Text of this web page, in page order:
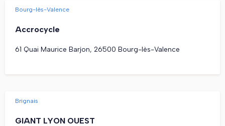
Bourg-lès-Valence
Accrocycle
61 Quai Maurice Barjon, 26500 Bourg-lès-Valence
Brignais
GIANT LYON OUEST